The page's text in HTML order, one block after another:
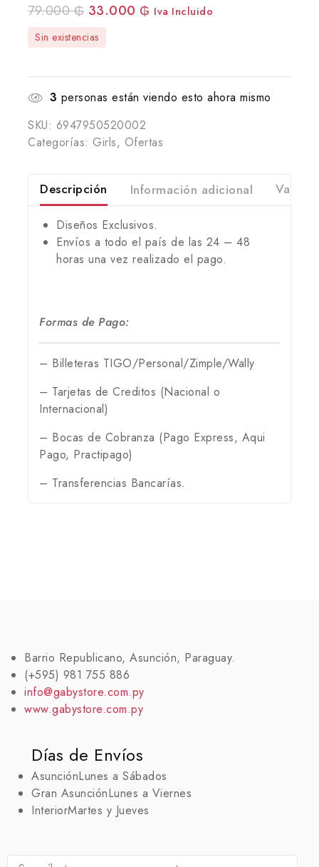
79.000₲ 33.000 ₲ Iva Incluido
Sin existencias
3 personas están viendo esto ahora mismo
SKU: 6947950520002
Categorías: Girls, Ofertas
Descripción Información adicional
Diseños Exclusivos.
Envíos a todo el país de las 24 – 48
horas una vez realizado el pago.
Formas de Pago:
– Billeteras TIGO/Personal/Zimple/Wally
– Tarjetas de Creditos (Nacional o
Internacional)
– Bocas de Cobranza (Pago Express, Aqui
Pago, Practipago)
– Transferencias Bancarías.
Barrio Republicano, Asunción, Paraguay.
(+595) 981 755 886
info@gabystore.com.py
www.gabystore.com.py
Días de Envíos
AsunciónLunes a Sábados
Gran AsunciónLunes a Viernes
InteriorMartes y Jueves